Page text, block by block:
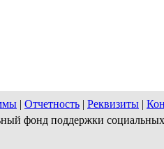
| Отчетность | Реквизиты |
фонд поддержки